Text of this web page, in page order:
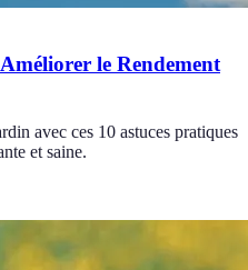
le Rendement
avec ces 10 astuces pratiques
et saine.